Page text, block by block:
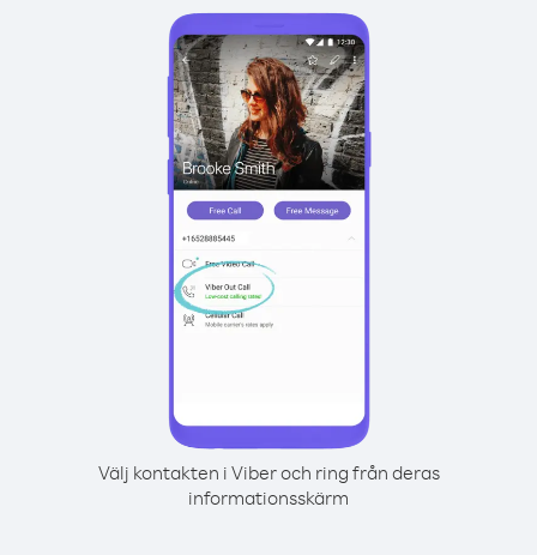
Välj kontakten i Viber och ring från deras
informationsskärm